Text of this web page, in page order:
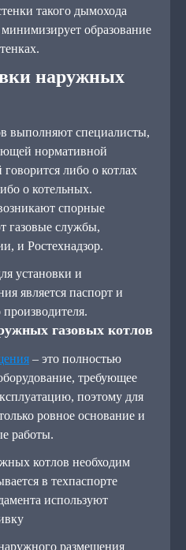
такого дымохода
образование
наружных
выполняют специалисты,
нормативной
либо о котлах
о котельных.
спорные
газовые службы,
и Ростехнадзор.
установки и
является паспорт и
производителя.
газовых котлов
– это полностью
требующее
поэтому для
ровное основание и
работы.
котлов необходим
в техпаспорте
используют
размещения